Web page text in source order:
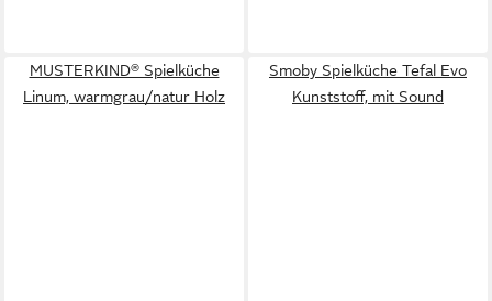
MUSTERKIND® Spielküche
Linum, warmgrau/natur Holz
Smoby Spielküche Tefal Evo
Kunststoff, mit Sound